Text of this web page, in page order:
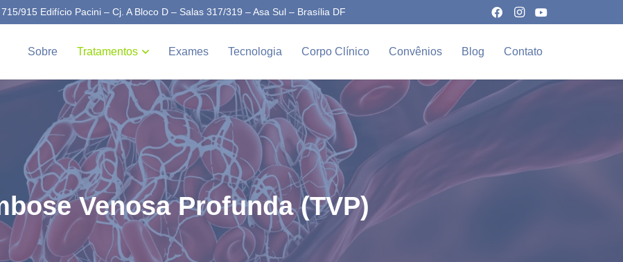
715/915 Edifício Pacini – Cj. A Bloco D – Salas 317/319 – Asa Sul – Brasília DF
Sobre Tratamentos Exames Tecnologia Corpo Clínico Convênios Blog Contato
Venosa Profunda (TVP)